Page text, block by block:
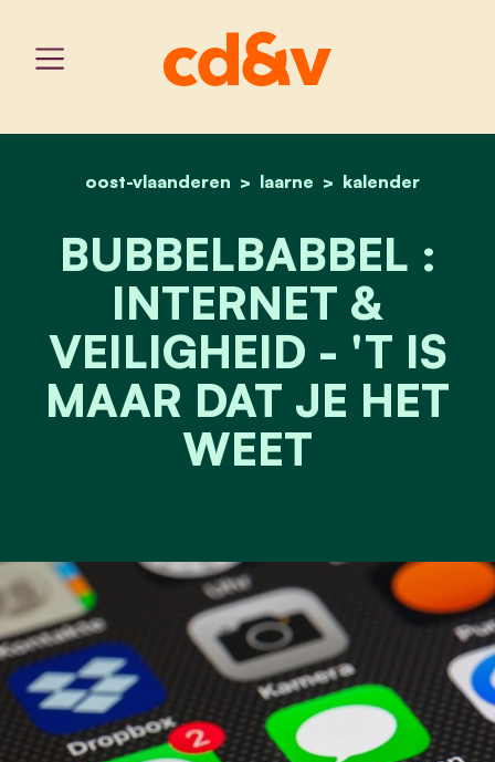
home
oost-vlaanderen laarne kalender
bubbelbabbel :
BUBBELBABBEL :
INTERNET &
VEILIGHEID - 'T IS
MAAR DAT JE HET
WEET